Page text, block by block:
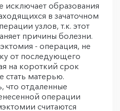
исключает образования
в зачаточном
узлов, т.к. этот
причины болезни.
- операция, не
от последующего
на короткий срок
матерью.
что отдаленные
операции
считаются